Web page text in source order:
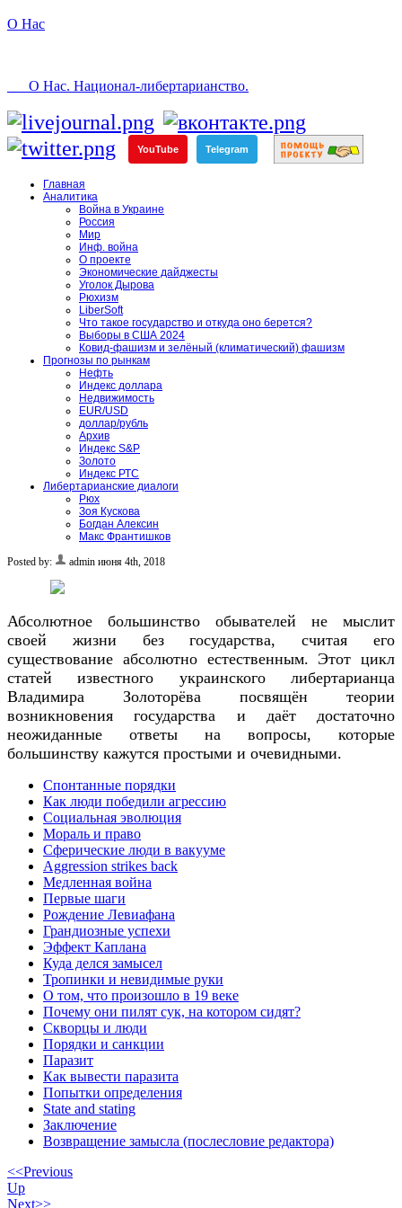
О Нас
О Нас. Национал-либертарианство.
YouTube Telegram
Главная
Аналитика
Война в Украине
Россия
Мир
Инф. война
О проекте
Экономические дайджесты
Уголок Дырова
Рюхизм
LiberSoft
Что такое государство и откуда оно берется?
Выборы в США 2024
Ковид-фашизм и зелёный (климатический) фашизм
Прогнозы по рынкам
Нефть
Индекс доллара
Недвижимость
EUR/USD
доллар/рубль
Архив
Индекс S&P
Золото
Индекс РТС
Либертарианские диалоги
Рюх
Зоя Кускова
Богдан Алексин
Макс Франтишков
Posted by:
admin июня 4th, 2018
Абсолютное большинство обывателей не мыслит
своей жизни без государства, считая его
существование абсолютно естественным. Этот цикл
статей известного украинского либертарианца
Владимира Золоторёва посвящён теории
возникновения государства и даёт достаточно
неожиданные ответы на вопросы, которые
большинству кажутся простыми и очевидными.
Спонтанные порядки
Как люди победили агрессию
Социальная эволюция
Мораль и право
Сферические люди в вакууме
Aggression strikes back
Медленная война
Первые шаги
Рождение Левиафана
Грандиозные успехи
Эффект Каплана
Куда делся замысел
Тропинки и невидимые руки
О том, что произошло в 19 веке
Почему они пилят сук, на котором сидят?
Скворцы и люди
Порядки и санкции
Паразит
Как вывести паразита
Попытки определения
State and stating
Заключение
Возвращение замысла (послесловие редактора)
<<Previous
Up
Next>>